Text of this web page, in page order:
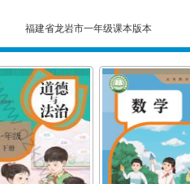
福建省龙岩市一年级课本版本